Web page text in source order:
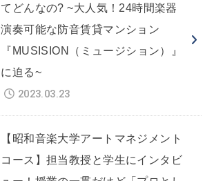
てどんなの? ~大人気！24時間楽器
演奏可能な防音賃貸マンション
『MUSISION（ミュージション）』
に迫る~
2023.03.23
【昭和音楽大学アートマネジメント
コース】担当教授と学生にインタビ